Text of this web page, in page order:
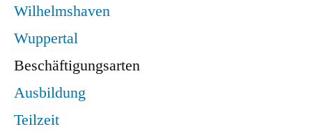
Wilhelmshaven
Wuppertal
Beschäftigungsarten
Ausbildung
Teilzeit